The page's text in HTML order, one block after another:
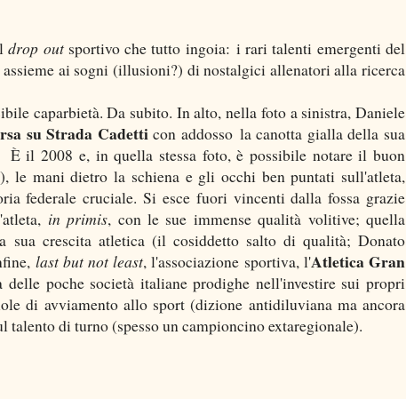
drop outsportivo che tutto ingoia: i rari talenti emergenti del
ai sogni (illusioni?) di nostalgici allenatori alla ricerca
caparbietà. Da subito. In alto, nella foto a sinistra, Daniele
su Strada Cadetti con addosso la canotta gialla della sua
il 2008 e, in quella stessa foto, è possibile notare il buon
), le mani dietro la schiena e gli occhi ben puntati sull'atleta,
federale cruciale. Si esce fuori vincenti dalla fossa grazie
in primis, con le sue immense qualità volitive; quella
sua crescita atletica (il cosiddetto salto di qualità; Donato
last but not least, l'associazione sportiva, l'Atletica Gran
delle poche società italiane prodighe nell'investire sui propri
di avviamento allo sport (dizione antidiluviana ma ancora
di turno (spesso un campioncino extaregionale).